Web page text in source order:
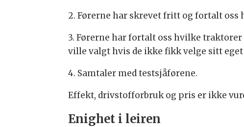
2. Førerne har skrevet fritt og fortalt
3. Førerne har fortalt oss hvilke
ville valgt hvis de ikke fikk velge sitt
4. Samtaler med testsjåførene.
Effekt, drivstofforbruk og pris er ikke
Enighet i leiren